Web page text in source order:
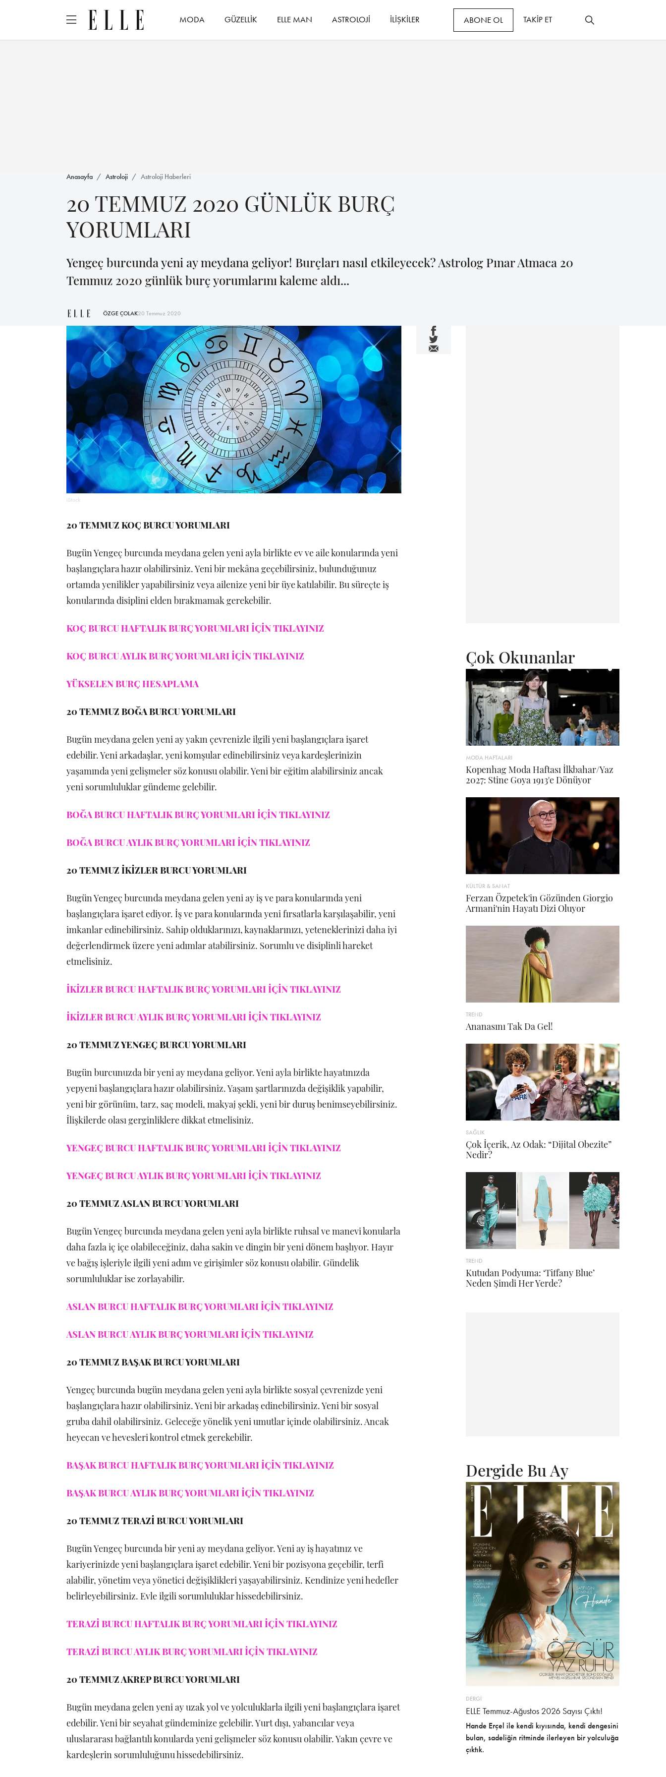
MODA GÜZELLİK ELLE MAN ASTROLOJİ İLİŞKİLER ABONE OL TAKİP ET
Anasayfa Astroloji Astroloji Haberleri
20 TEMMUZ 2020 GÜNLÜK BURÇ
YORUMLARI
Yengeç burcunda yeni ay meydana geliyor! Burçları nasıl etkileyecek? Astrolog Pınar Atmaca 20
Temmuz 2020 günlük burç yorumlarını kaleme aldı...
ÖZGE ÇOLAK20 Temmuz 2020
iStock
20 TEMMUZ KOÇ BURCU YORUMLARI
Bugün Yengeç burcunda meydana gelen yeni ayla birlikte ev ve aile konularında yeni
başlangıçlara hazır olabilirsiniz. Yeni bir mekâna geçebilirsiniz, bulunduğunuz
ortamda yenilikler yapabilirsiniz veya ailenize yeni bir üye katılabilir. Bu süreçte iş
konularında disiplini elden bırakmamak gerekebilir.
KOÇ BURCU HAFTALIK BURÇ YORUMLARI İÇİN TIKLAYINIZ
KOÇ BURCU AYLIK BURÇ YORUMLARI İÇİN TIKLAYINIZ
YÜKSELEN BURÇ HESAPLAMA
20 TEMMUZ BOĞA BURCU YORUMLARI
Bugün meydana gelen yeni ay yakın çevrenizle ilgili yeni başlangıçlara işaret
edebilir. Yeni arkadaşlar, yeni komşular edinebilirsiniz veya kardeşlerinizin
yaşamında yeni gelişmeler söz konusu olabilir. Yeni bir eğitim alabilirsiniz ancak
yeni sorumluluklar gündeme gelebilir.
BOĞA BURCU HAFTALIK BURÇ YORUMLARI İÇİN TIKLAYINIZ
BOĞA BURCU AYLIK BURÇ YORUMLARI İÇİN TIKLAYINIZ
20 TEMMUZ İKİZLER BURCU YORUMLARI
Bugün Yengeç burcunda meydana gelen yeni ay iş ve para konularında yeni
başlangıçlara işaret ediyor. İş ve para konularında yeni fırsatlarla karşılaşabilir, yeni
imkanlar edinebilirsiniz. Sahip olduklarınızı, kaynaklarınızı, yeteneklerinizi daha iyi
değerlendirmek üzere yeni adımlar atabilirsiniz. Sorumlu ve disiplinli hareket
etmelisiniz.
İKİZLER BURCU HAFTALIK BURÇ YORUMLARI İÇİN TIKLAYINIZ
İKİZLER BURCU AYLIK BURÇ YORUMLARI İÇİN TIKLAYINIZ
20 TEMMUZ YENGEÇ BURCU YORUMLARI
Bugün burcunuzda bir yeni ay meydana geliyor. Yeni ayla birlikte hayatınızda
yepyeni başlangıçlara hazır olabilirsiniz. Yaşam şartlarınızda değişiklik yapabilir,
yeni bir görünüm, tarz, saç modeli, makyaj şekli, yeni bir duruş benimseyebilirsiniz.
İlişkilerde olası gerginliklere dikkat etmelisiniz.
YENGEÇ BURCU HAFTALIK BURÇ YORUMLARI İÇİN TIKLAYINIZ
YENGEÇ BURCU AYLIK BURÇ YORUMLARI İÇİN TIKLAYINIZ
20 TEMMUZ ASLAN BURCU YORUMLARI
Bugün Yengeç burcunda meydana gelen yeni ayla birlikte ruhsal ve manevi konularla
daha fazla iç içe olabileceğiniz, daha sakin ve dingin bir yeni dönem başlıyor. Hayır
ve bağış işleriyle ilgili yeni adım ve girişimler söz konusu olabilir. Gündelik
sorumluluklar ise zorlayabilir.
ASLAN BURCU HAFTALIK BURÇ YORUMLARI İÇİN TIKLAYINIZ
ASLAN BURCU AYLIK BURÇ YORUMLARI İÇİN TIKLAYINIZ
20 TEMMUZ BAŞAK BURCU YORUMLARI
Yengeç burcunda bugün meydana gelen yeni ayla birlikte sosyal çevrenizde yeni
başlangıçlara hazır olabilirsiniz. Yeni bir arkadaş edinebilirsiniz. Yeni bir sosyal
gruba dahil olabilirsiniz. Geleceğe yönelik yeni umutlar içinde olabilirsiniz. Ancak
heyecan ve hevesleri kontrol etmek gerekebilir.
BAŞAK BURCU HAFTALIK BURÇ YORUMLARI İÇİN TIKLAYINIZ
BAŞAK BURCU AYLIK BURÇ YORUMLARI İÇİN TIKLAYINIZ
20 TEMMUZ TERAZİ BURCU YORUMLARI
Bugün Yengeç burcunda bir yeni ay meydana geliyor. Yeni ay iş hayatınız ve
kariyerinizde yeni başlangıçlara işaret edebilir. Yeni bir pozisyona geçebilir, terfi
alabilir, yönetim veya yönetici değişiklikleri yaşayabilirsiniz. Kendinize yeni hedefler
belirleyebilirsiniz. Evle ilgili sorumluluklar hissedebilirsiniz.
TERAZİ BURCU HAFTALIK BURÇ YORUMLARI İÇİN TIKLAYINIZ
TERAZİ BURCU AYLIK BURÇ YORUMLARI İÇİN TIKLAYINIZ
20 TEMMUZ AKREP BURCU YORUMLARI
Bugün meydana gelen yeni ay uzak yol ve yolculuklarla ilgili yeni başlangıçlara işaret
edebilir. Yeni bir seyahat gündeminize gelebilir. Yurt dışı, yabancılar veya
uluslararası bağlantılı konularda yeni gelişmeler söz konusu olabilir. Yakın çevre ve
kardeşlerin sorumluluğunu hissedebilirsiniz.
Çok Okunanlar
MODA HAFTALARI
Kopenhag Moda Haftası İlkbahar/Yaz
2027: Stine Goya 1913'e Dönüyor
KÜLTÜR & SANAT
Ferzan Özpetek'in Gözünden Giorgio
Armani'nin Hayatı Dizi Oluyor
TREND
Ananasını Tak Da Gel!
SAĞLIK
Çok İçerik, Az Odak: “Dijital Obezite”
Nedir?
TREND
Kutudan Podyuma: ‘Tiffany Blue’
Neden Şimdi Her Yerde?
Dergide Bu Ay
DERGİ
ELLE Temmuz-Ağustos 2026 Sayısı Çıktı!
Hande Erçel ile kendi kıyısında, kendi dengesini
bulan, sadeliğin ritminde ilerleyen bir yolculuğa
çıktık.